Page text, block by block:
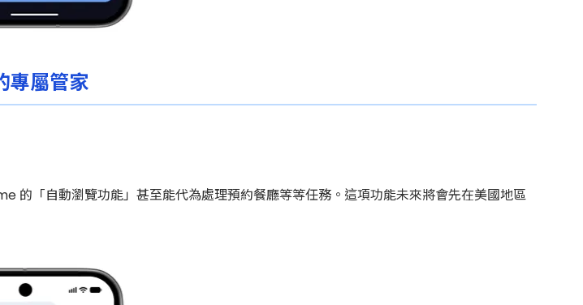
專屬管家
的「自動瀏覽功能」甚至能代為處理預約餐廳等等任務 。這項功能未來將會先在美國地區